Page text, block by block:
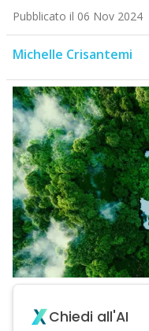
Pubblicato il 06 Nov 2024
Michelle Crisantemi
Chiedi all'AI